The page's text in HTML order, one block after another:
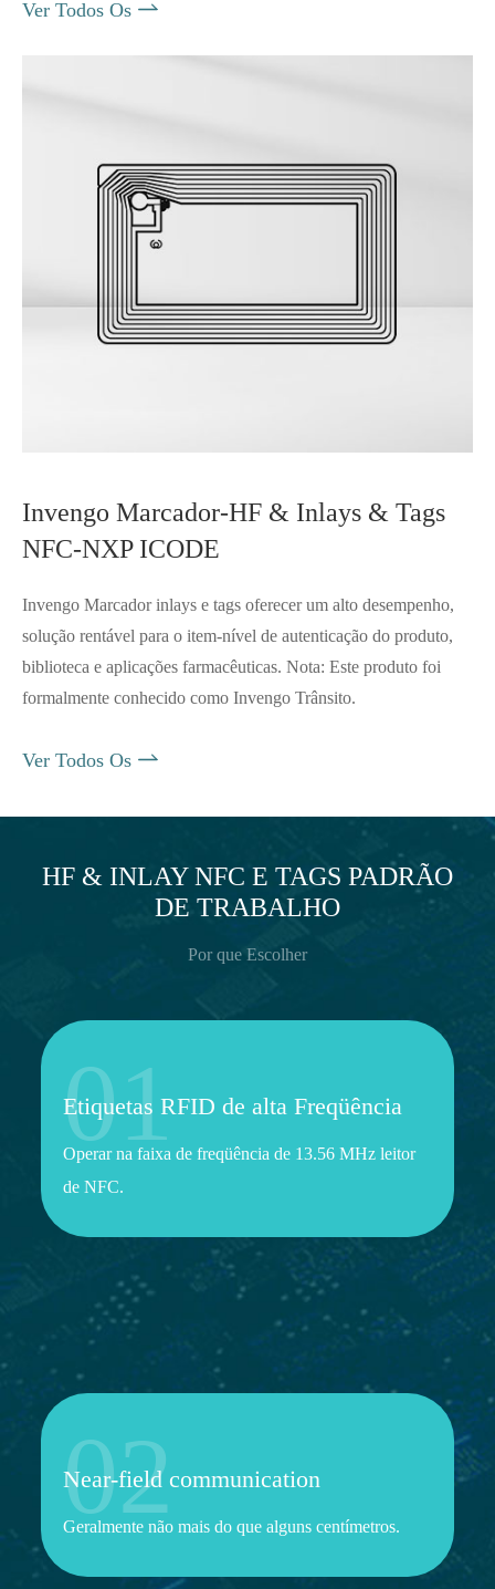
Ver Todos Os 
Invengo Marcador-HF & Inlays & Tags
NFC-NXP ICODE
Invengo Marcador inlays e tags oferecer um alto desempenho,
solução rentável para o item-nível de autenticação do produto,
biblioteca e aplicações farmacêuticas. Nota: Este produto foi
formalmente conhecido como Invengo Trânsito.
Ver Todos Os 
HF & INLAY NFC E TAGS PADRÃO
DE TRABALHO
Por que Escolher
01
Etiquetas RFID de alta Freqüência
Operar na faixa de freqüência de 13.56 MHz leitor
de NFC.
02
Near-field communication
Geralmente não mais do que alguns centímetros.